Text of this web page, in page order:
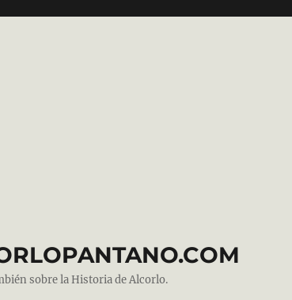
sobre la Historia de Alcorlo.